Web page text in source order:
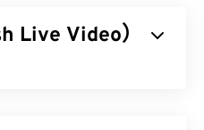
碼器壓縮音訊。
Live Video）